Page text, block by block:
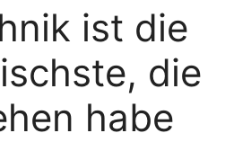
ist die
die
habe